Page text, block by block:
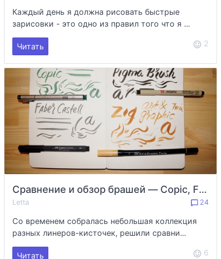
Каждый день я должна рисовать быстрые
зарисовки - это одно из правил того что я ...
Читать 2
Сравнение и обзор брашей — Copic, Faber Castell Pitt, Pigma Brush, Zig art&graphic twin
Letta 24
Со временем собралась небольшая коллекция
разных линеров-кисточек, решили сравни...
Читать 6